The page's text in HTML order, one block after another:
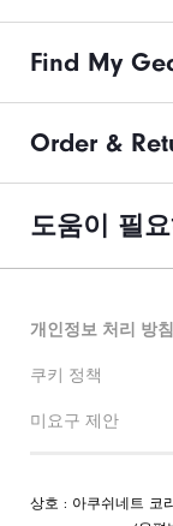
Find My
Order &
도움이 필
개인정보 처리 방침
쿠키 정책
미요구 제안
상호 : 아쿠쉬네트 코